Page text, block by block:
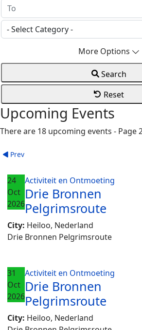
More Options
Search
Reset
Upcoming Events
There are 18 upcoming events - Page
Prev
24
Oct
2026
Activiteit en Ontmoeting
Drie Bronnen
Pelgrimsroute
City: Heiloo, Nederland
Drie Bronnen Pelgrimsroute
31
Oct
2026
Activiteit en Ontmoeting
Drie Bronnen
Pelgrimsroute
City: Heiloo, Nederland